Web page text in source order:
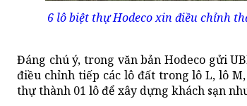
6 lô biệt thự Hodeco xin điều chỉnh
Đáng chú ý, trong văn bản Hodeco gửi
điều chỉnh tiếp các lô đất trong lô L, lô
thự thành 01 lô để xây dựng khách sạn